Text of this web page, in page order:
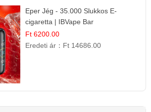
Eper Jég - 35.000 Slukkos E-
cigaretta | IBVape Bar
Ft 6200.00
Eredeti ár： Ft 14686.00